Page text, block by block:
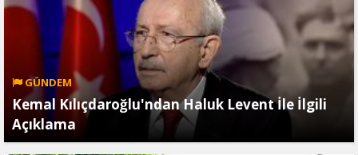
GÜNDEM
Kemal Kılıçdaroğlu'ndan Haluk Levent İle İlgili
Açıklama